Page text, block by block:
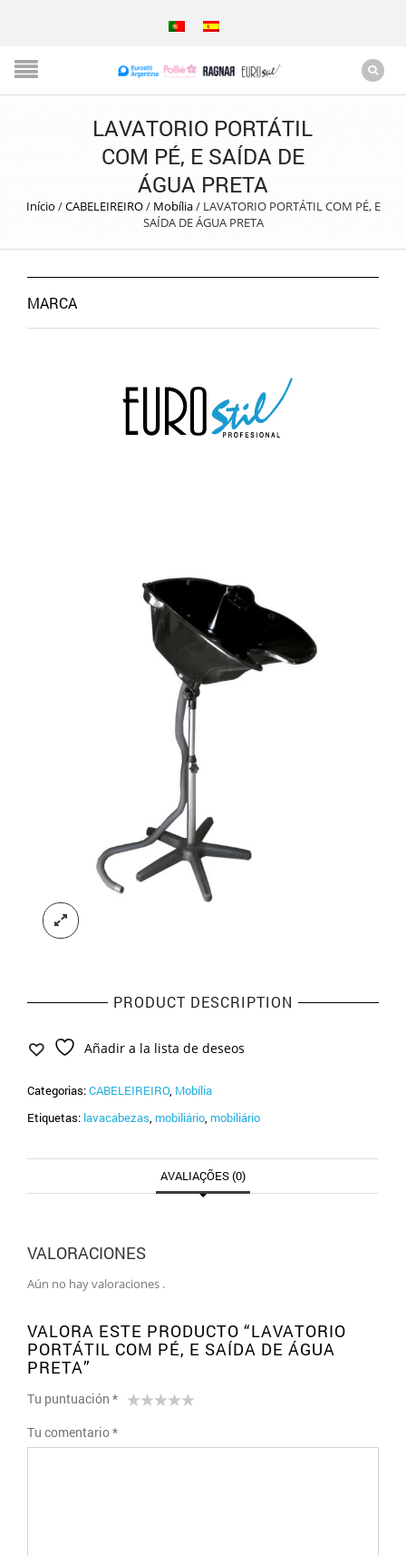
LAVATORIO PORTÁTIL
COM PÉ, E SAÍDA DE
ÁGUA PRETA
Início /CABELEIREIRO/ Mobília/ LAVATORIO PORTÁTIL COM PÉ, E
SAÍDA DE ÁGUA PRETA
PRODUCT DESCRIPTION
Añadir a la lista de deseos
Categorias:CABELEIREIRO, Mobília
Etiquetas: lavacabezas, mobiliário, mobiliário
AVALIAÇÕES (0)
VALORACIONES
Aún no hay valoraciones .
VALORA ESTE PRODUCTO “LAVATORIO
PORTÁTIL COM PÉ, E SAÍDA DE ÁGUA
PRETA”
Tu puntuación *
of
5
stars
stars
Tu comentario*
MARCA